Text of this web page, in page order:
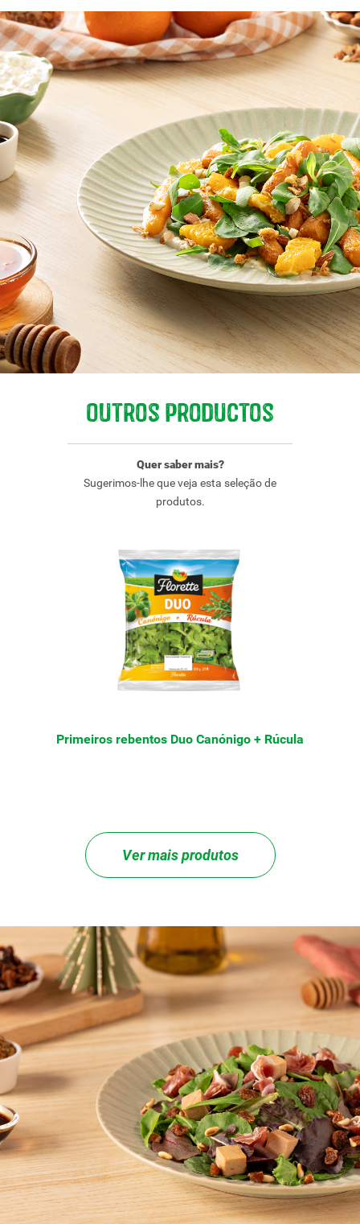
Outros productos
Quer saber mais?
Sugerimos-lhe que veja esta seleção de
produtos.
Primeiros rebentos Duo Canónigo + Rúcula
Ver mais produtos